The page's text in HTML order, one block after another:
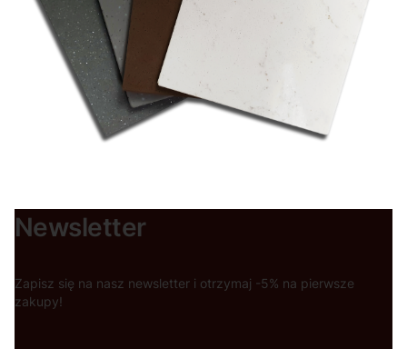
Newsletter
Zapisz się na nasz newsletter i otrzymaj -5% na pierwsze
zakupy!